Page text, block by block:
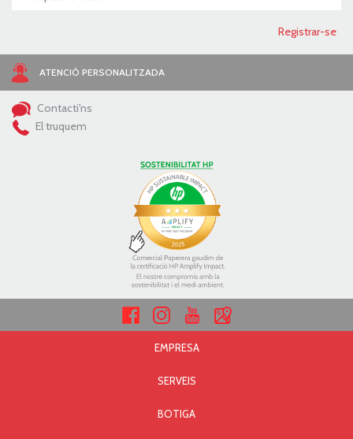
ATENCIÓ PERSONALITZADA
Contacti'ns
El truquem
EMPRESA
SERVEIS
BOTIGA